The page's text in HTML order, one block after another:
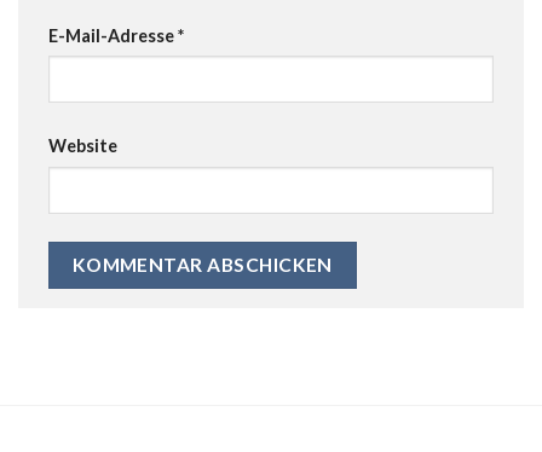
E-Mail-Adresse*
Website